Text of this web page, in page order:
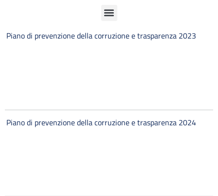
Piano di prevenzione della corruzione e trasparenza 2023
Piano di prevenzione della corruzione e trasparenza 2024